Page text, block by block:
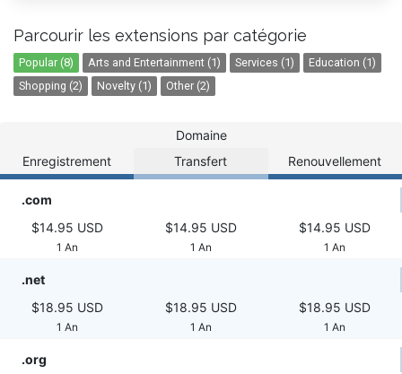
Parcourir les extensions par catégorie
Popular (8) Arts and Entertainment (1) Services (1)
Education (1)
Shopping (2)
Novelty (1) Other (2)
Domaine
Enregistrement
Transfert Renouvellement
.com
$14.95 USD
1 An
$14.95 USD
1 An
$14.95 USD
1 An
.net
$18.95 USD
1 An
$18.95 USD
1 An
$18.95 USD
1 An
.org